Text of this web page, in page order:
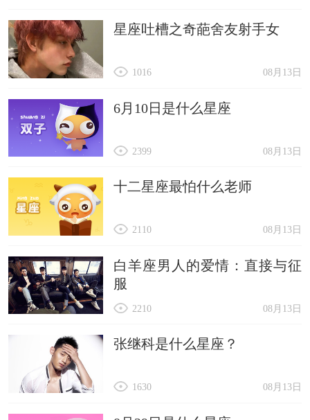
星座吐槽之奇葩舍友射手女
08月13日
1016
6月10日是什么星座
08月13日
2399
十二星座最怕什么老师
08月13日
2110
白羊座男人的爱情：直接与征
服
08月13日
2210
张继科是什么星座？
08月13日
1630